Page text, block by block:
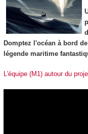
Domptez l'océan à bord
légende maritime
L'équipe (M1) autour du